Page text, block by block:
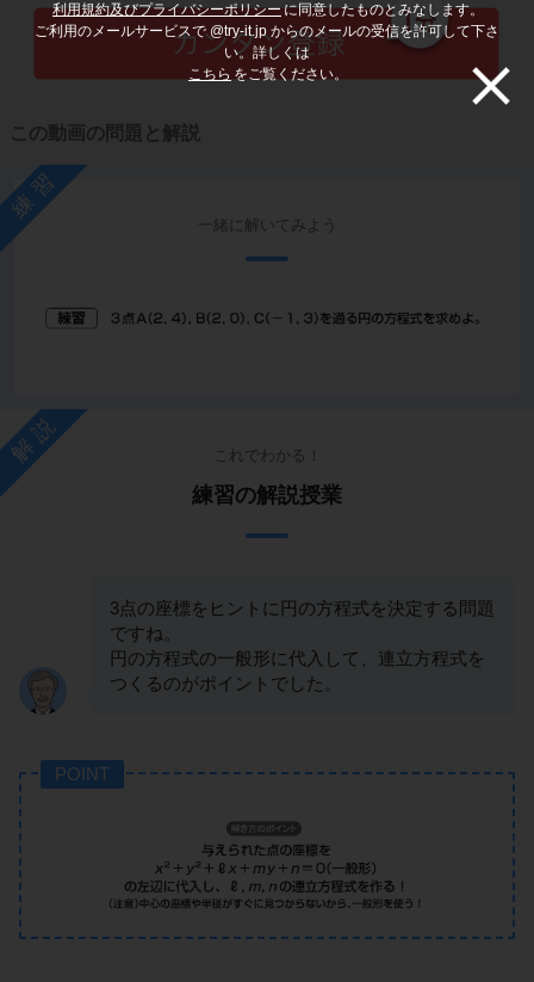
利用規約及びプライバシーポリシーに同意したものとみなします。
ご利用のメールサービスで @try-it.jp からのメールの受信を許可して下さ
い。詳しくは
こちら をご覧ください。
この動画の問題と解説
練習
一緒に解いてみよう
解説 これでわかる！
練習の解説授業
3点の座標をヒントに円の方程式を決定する問題
ですね。
円の方程式の一般形に代入して、連立方程式を
つくるのがポイントでした。
POINT